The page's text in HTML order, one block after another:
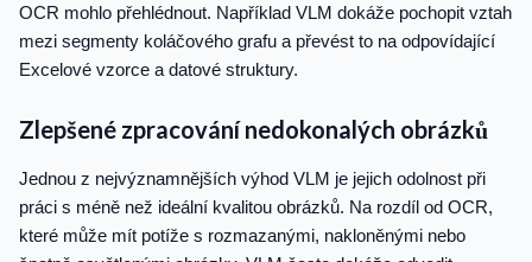
OCR mohlo přehlédnout. Například VLM dokáže pochopit vztah
mezi segmenty koláčového grafu a převést to na odpovídající
Excelové vzorce a datové struktury.
Zlepšené zpracování nedokonalých obrázků
Jednou z nejvýznamnějších výhod VLM je jejich odolnost při
práci s méně než ideální kvalitou obrázků. Na rozdíl od OCR,
které může mít potíže s rozmazanými, nakloněnými nebo